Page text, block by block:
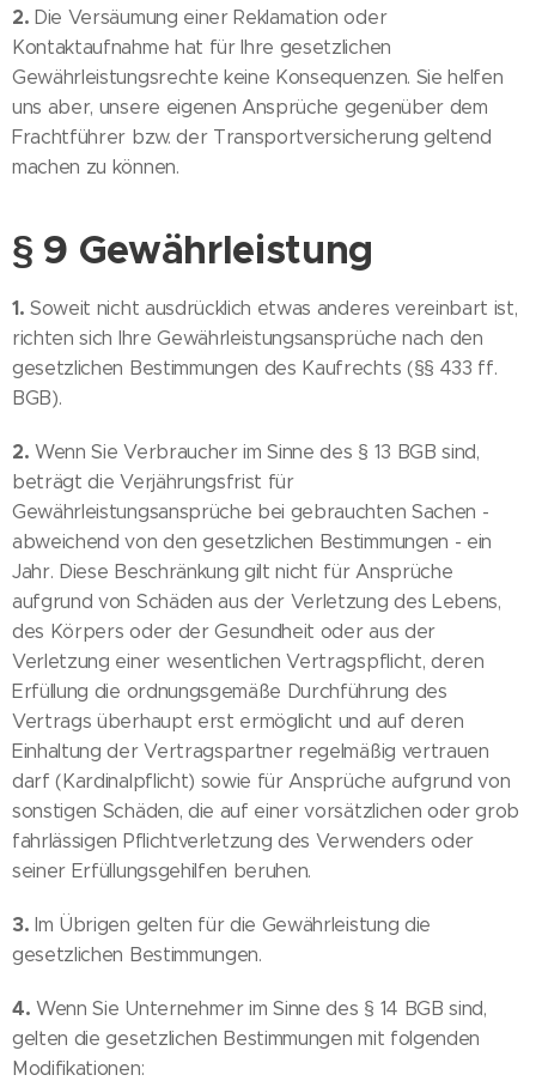
2. Die Versäumung einer Reklamation oder
Kontaktaufnahme hat für Ihre gesetzlichen
Gewährleistungsrechte keine Konsequenzen. Sie helfen
uns aber, unsere eigenen Ansprüche gegenüber dem
Frachtführer bzw. der Transportversicherung geltend
machen zu können.
§ 9 Gewährleistung
1. Soweit nicht ausdrücklich etwas anderes vereinbart ist,
richten sich Ihre Gewährleistungsansprüche nach den
gesetzlichen Bestimmungen des Kaufrechts (§§ 433 ff.
BGB).
2. Wenn Sie Verbraucher im Sinne des § 13 BGB sind,
beträgt die Verjährungsfrist für
Gewährleistungsansprüche bei gebrauchten Sachen -
abweichend von den gesetzlichen Bestimmungen - ein
Jahr. Diese Beschränkung gilt nicht für Ansprüche
aufgrund von Schäden aus der Verletzung des Lebens,
des Körpers oder der Gesundheit oder aus der
Verletzung einer wesentlichen Vertragspflicht, deren
Erfüllung die ordnungsgemäße Durchführung des
Vertrags überhaupt erst ermöglicht und auf deren
Einhaltung der Vertragspartner regelmäßig vertrauen
darf (Kardinalpflicht) sowie für Ansprüche aufgrund von
sonstigen Schäden, die auf einer vorsätzlichen oder grob
fahrlässigen Pflichtverletzung des Verwenders oder
seiner Erfüllungsgehilfen beruhen.
3. Im Übrigen gelten für die Gewährleistung die
gesetzlichen Bestimmungen.
4. Wenn Sie Unternehmer im Sinne des § 14 BGB sind,
gelten die gesetzlichen Bestimmungen mit folgenden
Modifikationen: